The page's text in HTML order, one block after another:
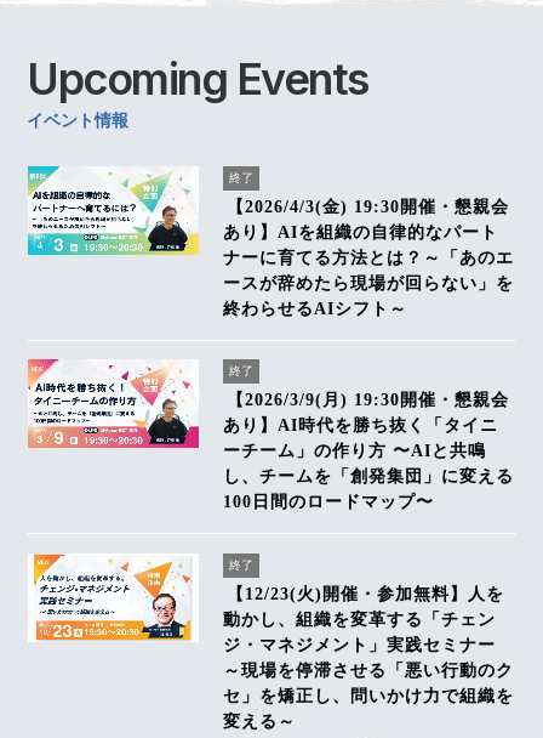
Upcoming Events
イベント情報
終了
【2026/4/3(金) 19:30開催・懇親会
あり】AIを組織の自律的なパート
ナーに育てる方法とは？～「あのエ
ースが辞めたら現場が回らない」を
終わらせるAIシフト～
終了
【2026/3/9(月) 19:30開催・懇親会
あり】AI時代を勝ち抜く「タイニ
ーチーム」の作り方 〜AIと共鳴
し、チームを「創発集団」に変える
100日間のロードマップ〜
終了
【12/23(火)開催・参加無料】人を
動かし、組織を変革する「チェン
ジ・マネジメント」実践セミナー
～現場を停滞させる「悪い行動のク
セ」を矯正し、問いかけ力で組織を
変える～